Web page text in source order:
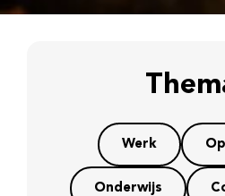
Werk
Onderwijs